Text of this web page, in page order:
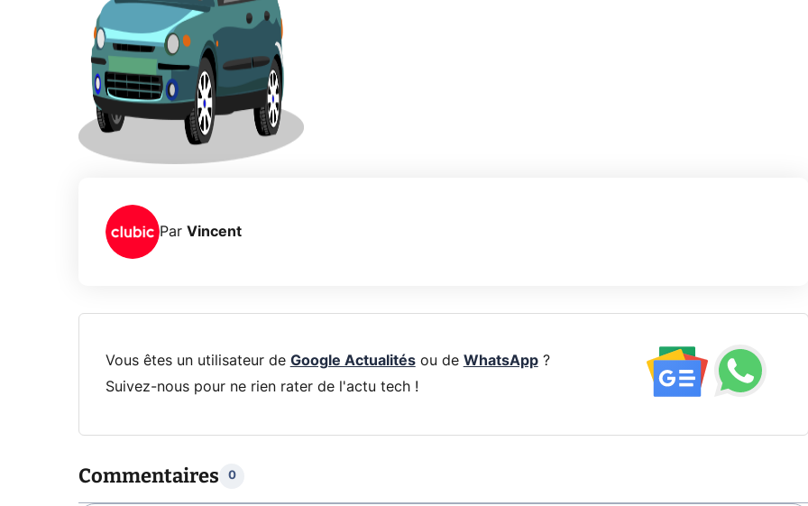
Par Vincent
Vous êtes un utilisateur de Google Actualitésou de WhatsApp?
Suivez-nous pour ne rien rater de l'actu tech !
Commentaires 0